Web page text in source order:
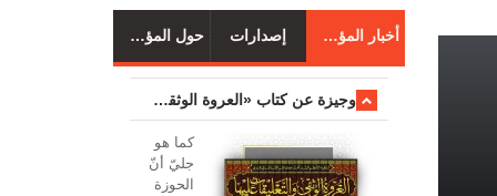
أخبار المؤسسة إصدارات حول المؤسسة
وجیزة عن کتاب «العروة الوثقی والتعلیقات علیها»
کما هو
جليّ أنّ
الحوزة